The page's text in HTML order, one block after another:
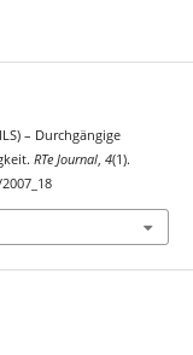
– Durchgängige
RTe Journal, 4(1).